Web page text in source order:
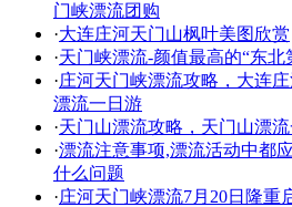
门峡漂流团购
·大连庄河天门山枫叶美图欣赏
·天门峡漂流-颜值最高的“东北
·庄河天门峡漂流攻略，大连
漂流一日游
·天门山漂流攻略，天门山漂
·漂流注意事项,漂流活动中都
什么问题
·庄河天门峡漂流7月20日隆重